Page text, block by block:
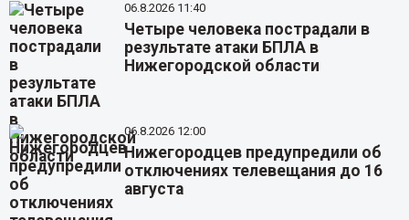
06.8.2026 11:40
Четыре человека пострадали в
результате атаки БПЛА в
Нижегородской области
06.8.2026 12:00
Нижегородцев предупредили об
отключениях телевещания до 16
августа